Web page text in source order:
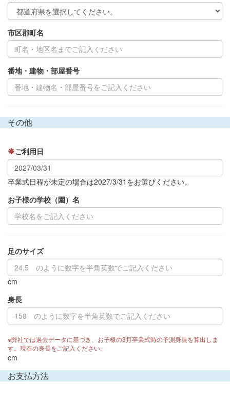
市区郡町名
番地・建物・部屋番号
その他
ご利用日
卒業式日程が未定の場合は2027/3/31をお選びください。
お子様の学校（園）名
足のサイズ
cm
身長
※弊社では過去データに基づき、お子様の3月卒業式時の予測身長を算出しま
す。現在の身長をご記入ください。
cm
お支払方法